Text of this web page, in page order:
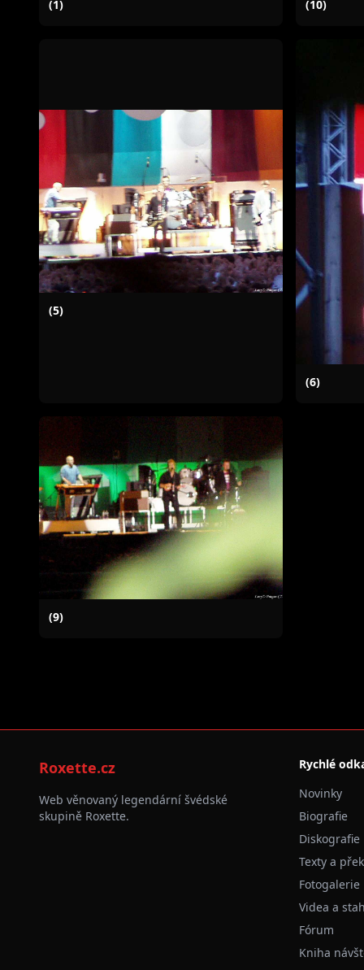
(1) (10)
(5)
(6)
(9)
Roxette.cz
Web věnovaný legendární švédské
skupině Roxette.
Rychlé
Novinky
Biografie
Diskografie
Texty a
Fotogalerie
Videa a
Fórum
Kniha